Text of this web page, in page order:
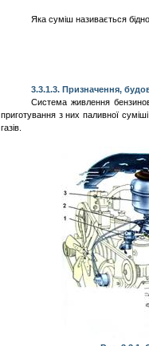
Якасуміш називається
3.3.1.3. Призначення,
Система живлення
приготування з них паливної суміші
газів